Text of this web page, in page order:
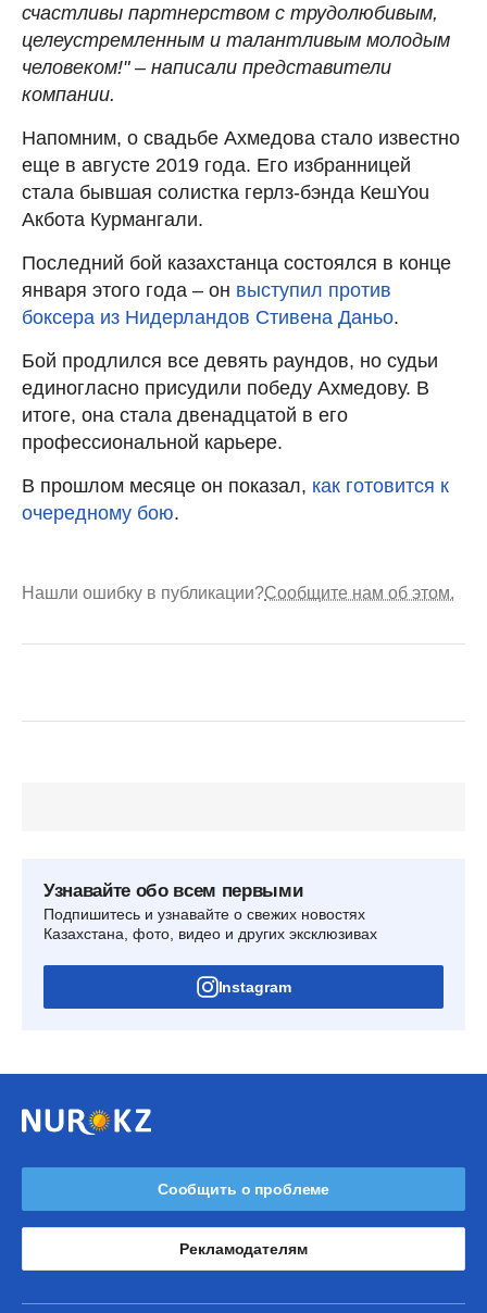
счастливы партнерством с трудолюбивым,
целеустремленным и талантливым молодым
человеком!" – написали представители
компании.
Напомним, о свадьбе Ахмедова стало известно
еще в августе 2019 года. Его избранницей
стала бывшая солистка герлз-бэнда КешYou
Акбота Курмангали.
Последний бой казахстанца состоялся в конце
января этого года – он выступил против
боксера из Нидерландов Стивена Даньо.
Бой продлился все девять раундов, но судьи
единогласно присудили победу Ахмедову. В
итоге, она стала двенадцатой в его
профессиональной карьере.
В прошлом месяце он показал, как готовится к
очередному бою.
Нашли ошибку в публикации?Сообщите нам об этом.
Узнавайте обо всем первыми
Подпишитесь и узнавайте о свежих новостях
Казахстана, фото, видео и других эксклюзивах
Instagram
Сообщить о проблеме
Рекламодателям